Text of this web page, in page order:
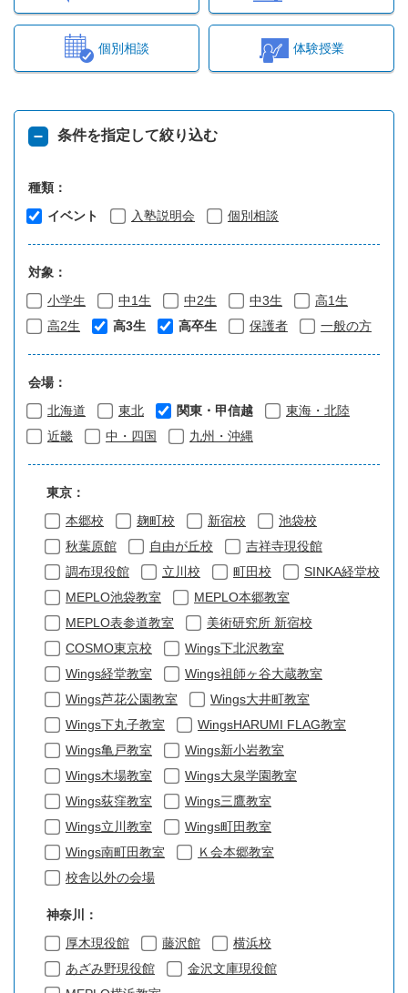
個別相談 体験授業
条件を指定して絞り込む
種類：
イベント
入塾説明会 個別相談
対象：
小学生
中1生 中2生 中3生
高1生
高2生
高3生 高卒生 保護者 一般の方
会場：
北海道
東北 関東・甲信越
東海・北陸
近畿
中・四国 九州・沖縄
東京：
本郷校
麹町校 新宿校
池袋校
秋葉原館
自由が丘校
吉祥寺現役館
調布現役館
立川校 町田校
SINKA経堂校
MEPLO池袋教室
MEPLO本郷教室
MEPLO表参道教室
美術研究所 新宿校
COSMO東京校
Wings下北沢教室
Wings経堂教室
Wings祖師ヶ谷大蔵教室
Wings芦花公園教室
Wings大井町教室
Wings下丸子教室
WingsHARUMI FLAG教室
Wings亀戸教室
Wings新小岩教室
Wings木場教室
Wings大泉学園教室
Wings荻窪教室
Wings三鷹教室
Wings立川教室
Wings町田教室
Wings南町田教室
Ｋ会本郷教室
校舎以外の会場
神奈川：
厚木現役館
藤沢館
横浜校
あざみ野現役館
金沢文庫現役館